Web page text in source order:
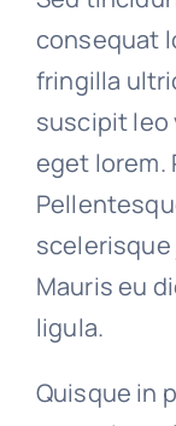
consequat
fringilla
suscipit leo
eget lorem.
Mauris eu
ligula.
Quisque in